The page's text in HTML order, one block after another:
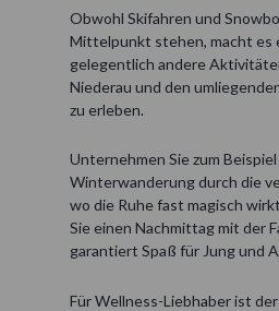
Obwohl Skifahren und
Mittelpunkt stehen, macht es
gelegentlich andere
Niederau und den
zu erleben.
Unternehmen Sie zum
Winterwanderung durch die
wo die Ruhe fast magisch
Sie einen Nachmittag mit der
garantiert Spaß für Jung und
Für Wellness-Liebhaber ist